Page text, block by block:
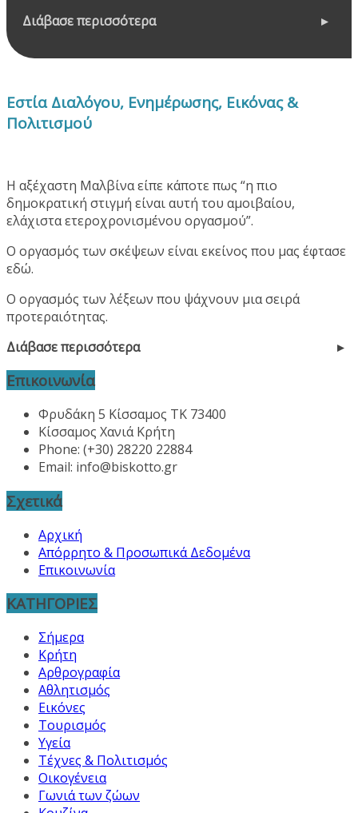
Διάβασε περισσότερα
Εστία Διαλόγου, Ενημέρωσης, Εικόνας &
Πολιτισμού
Η αξέχαστη Μαλβίνα είπε κάποτε πως “η πιο
δημοκρατική στιγμή είναι αυτή του αμοιβαίου,
ελάχιστα ετεροχρονισμένου οργασμού”.
Ο οργασμός των σκέψεων είναι εκείνος που μας έφτασε
εδώ.
Ο οργασμός των λέξεων που ψάχνουν μια σειρά
προτεραιότητας.
Διάβασε περισσότερα
Επικοινωνία
Φρυδάκη 5 Κίσσαμος ΤΚ 73400
Κίσσαμος Χανιά Κρήτη
Phone: (+30) 28220 22884
Email: info@biskotto.gr
Σχετικά
Αρχική
Απόρρητο & Προσωπικά Δεδομένα
Επικοινωνία
ΚΑΤΗΓΟΡΙΕΣ
Σήμερα
Κρήτη
Αρθρογραφία
Αθλητισμός
Εικόνες
Τουρισμός
Υγεία
Τέχνες & Πολιτισμός
Οικογένεια
Γωνιά των ζώων